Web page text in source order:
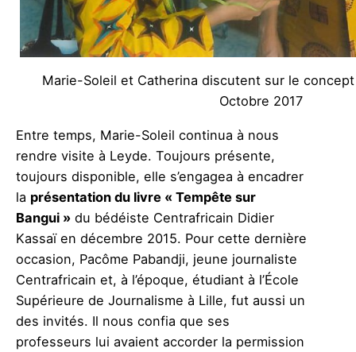
Marie-Soleil et Catherina discutent sur le concept
Octobre 2017
Entre temps, Marie-Soleil continua à nous
rendre visite à Leyde. Toujours présente,
toujours disponible, elle s’engagea à encadrer
la présentation du livre « Tempête sur
Bangui » du bédéiste Centrafricain Didier
Kassaï en décembre 2015. Pour cette dernière
occasion, Pacôme Pabandji, jeune journaliste
Centrafricain et, à l’époque, étudiant à l’École
Supérieure de Journalisme à Lille, fut aussi un
des invités. Il nous confia que ses
professeurs lui avaient accorder la permission